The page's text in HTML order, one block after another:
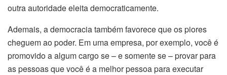
outra autoridade eleita democraticamente.
Ademais, a democracia também favorece que os piores
cheguem ao poder. Em uma empresa, por exemplo, você é
promovido a algum cargo se – e somente se – provar para
as pessoas que você é a melhor pessoa para executar